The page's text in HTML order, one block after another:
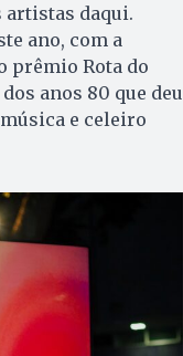
artistas daqui.
ano, com a
prêmio Rota do
anos 80 que deu
e celeiro